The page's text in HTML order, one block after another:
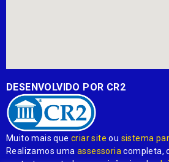
DESENVOLVIDO POR CR2
Muito mais quecriar site ou sistema
Realizamos umaassessoria completa,